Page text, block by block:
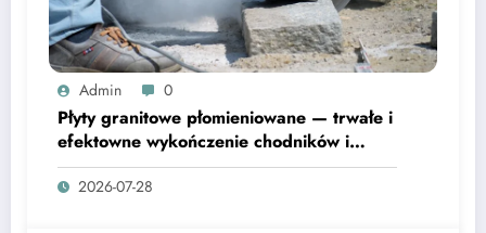
Admin 0
Płyty granitowe płomieniowane — trwałe i
efektowne wykończenie chodników i
tarasów
2026-07-28